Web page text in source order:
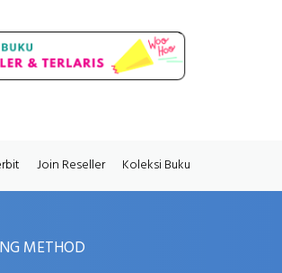
Join Reseller Koleksi Buku
METHOD